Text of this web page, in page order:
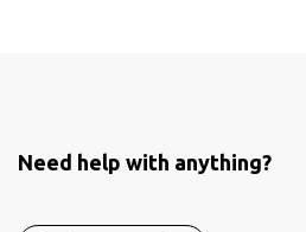
Need help with anything?